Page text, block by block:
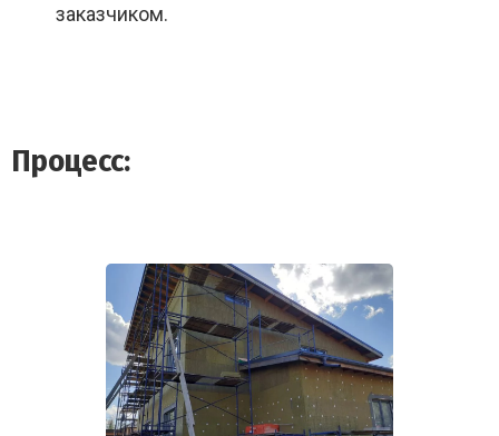
заказчиком.
Процесс: